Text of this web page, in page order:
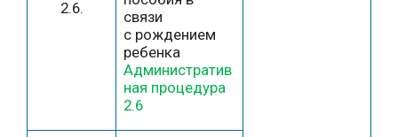
2.6.
связи
с рождением
ребенка
Административ
ная процедура
2.6